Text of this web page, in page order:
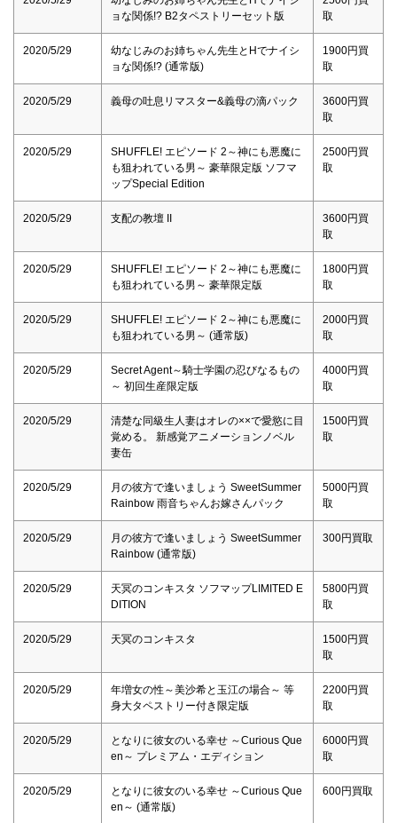
ョな関係!? B2タペストリーセット版
取
2020/5/29
幼なじみのお姉ちゃん先生とHでナイシ
ョな関係!? (通常版)
1900円買
取
2020/5/29 義母の吐息リマスター&義母の滴パック
3600円買
取
2020/5/29
SHUFFLE! エピソード 2～神にも悪魔に
も狙われている男～ 豪華限定版 ソフマ
ップSpecial Edition
2500円買
取
2020/5/29 支配の教壇 II
3600円買
取
2020/5/29
SHUFFLE! エピソード 2～神にも悪魔に
も狙われている男～ 豪華限定版
1800円買
取
2020/5/29
SHUFFLE! エピソード 2～神にも悪魔に
も狙われている男～ (通常版)
2000円買
取
2020/5/29
Secret Agent～騎士学園の忍びなるもの
～ 初回生産限定版
4000円買
取
2020/5/29
清楚な同級生人妻はオレの××で愛慾に目
覚める。 新感覚アニメーションノベル
妻缶
1500円買
取
2020/5/29
月の彼方で逢いましょう SweetSummer
Rainbow 雨音ちゃんお嫁さんパック
5000円買
取
2020/5/29
月の彼方で逢いましょう SweetSummer
Rainbow (通常版)
300円買取
2020/5/29
天冥のコンキスタ ソフマップLIMITED E
DITION
5800円買
取
2020/5/29 天冥のコンキスタ
1500円買
取
2020/5/29
年増女の性～美沙希と玉江の場合～ 等
身大タペストリー付き限定版
2200円買
取
2020/5/29
となりに彼女のいる幸せ ～Curious Que
en～ プレミアム・エディション
6000円買
取
2020/5/29
となりに彼女のいる幸せ ～Curious Que
en～ (通常版)
600円買取